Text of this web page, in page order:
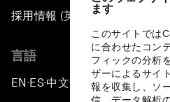
ます
このサイトでは
に合わせたコン
フィックの分析
ザーによるサイ
報を収集し、ソ
採用情報 (英語のみ)
言語
EN ▪ ES▪中文▪ 日本語